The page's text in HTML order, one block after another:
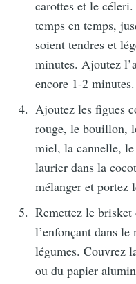
carottes et le
temps en temps,
soient tendres et
minutes. Ajoutez
encore 1-2 minutes.
Ajoutez les figues
rouge, le bouillon,
miel, la cannelle,
laurier dans la
mélanger et portez
Remettez le brisket
l’enfonçant dans le
légumes. Couvrez
ou du papier